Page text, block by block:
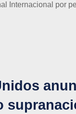
Internacional por